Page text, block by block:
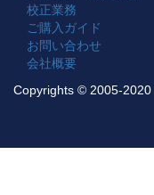
校正業務
ご購入ガイド
お問い合わせ
会社概要
Copyrights © 2005-2020